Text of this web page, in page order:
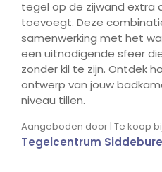
tegel op de zijwand extra
toevoegt. Deze
samenwerking met het
een uitnodigende sfeer
zonder kil te zijn. Ontdek
ontwerp van jouw
niveau tillen.
Aangeboden door | Te koop
Tegelcentrum